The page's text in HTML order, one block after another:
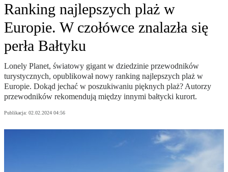
Ranking najlepszych plaż w
Europie. W czołówce znalazła się
perła Bałtyku
Lonely Planet, światowy gigant w dziedzinie przewodników
turystycznych, opublikował nowy ranking najlepszych plaż w
Europie. Dokąd jechać w poszukiwaniu pięknych plaż? Autorzy
przewodników rekomendują między innymi bałtycki kurort.
Publikacja: 02.02.2024 04:56